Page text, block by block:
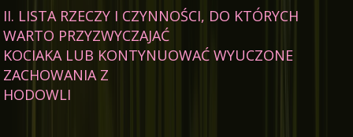
II. LISTA RZECZY I CZYNNOŚCI, DO KTÓRYCH
WARTO PRZYZWYCZAJAĆ
KOCIAKA LUB KONTYNUOWAĆ WYUCZONE
ZACHOWANIA Z
HODOWLI